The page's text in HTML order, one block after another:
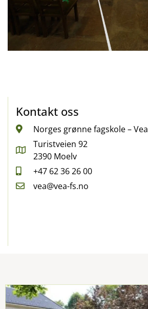
Kontakt oss
Norges grønne fagskole – Vea
Turistveien 92
2390 Moelv
+47 62 36 26 00
vea@vea-fs.no